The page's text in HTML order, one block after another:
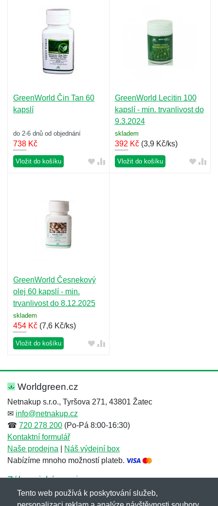
GreenWorld Čin Tan 60
kapslí
do 2-6 dnů od objednání
738 Kč
Vložit do košíku
GreenWorld Lecitin 100
kapslí - min. trvanlivost do
9.3.2024
skladem
392 Kč(3,9 Kč/ks)
Vložit do košíku
GreenWorld Česnekový
olej 60 kapslí - min.
trvanlivost do 8.12.2025
skladem
454 Kč (7,6 Kč/ks)
Vložit do košíku
Worldgreen.cz
Netnakup s.r.o., Tyršova 271, 43801 Žatec
✉ info@netnakup.cz
☎ 720 278 200 (Po-Pá 8:00-16:30)
Kontaktní formulář
Naše prodejna
Náš výdejní box
Nabízíme mnoho možností plateb.
Zákaznický servis
Novinky emailem
Tento web používá k poskytování služeb,